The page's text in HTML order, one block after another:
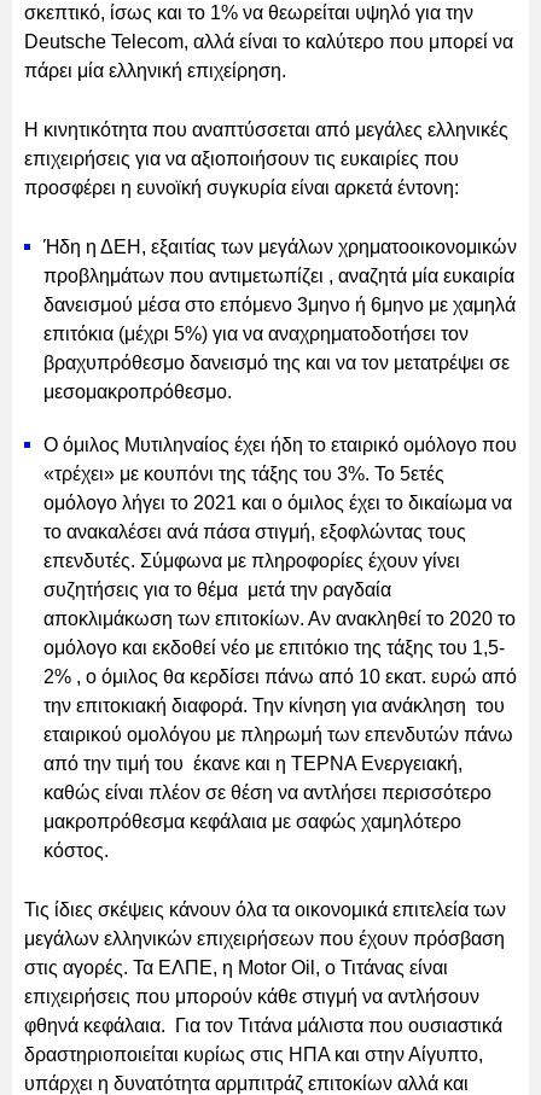
σκεπτικό, ίσως και το 1% να θεωρείται υψηλό για την
Deutsche Telecom, αλλά είναι το καλύτερο που μπορεί να
πάρει μία ελληνική επιχείρηση.
Η κινητικότητα που αναπτύσσεται από μεγάλες ελληνικές
επιχειρήσεις για να αξιοποιήσουν τις ευκαιρίες που
προσφέρει η ευνοϊκή συγκυρία είναι αρκετά έντονη:
Ήδη η ΔΕΗ, εξαιτίας των μεγάλων χρηματοοικονομικών
προβλημάτων που αντιμετωπίζει , αναζητά μία ευκαιρία
δανεισμού μέσα στο επόμενο 3μηνο ή 6μηνο με χαμηλά
επιτόκια (μέχρι 5%) για να αναχρηματοδοτήσει τον
βραχυπρόθεσμο δανεισμό της και να τον μετατρέψει σε
μεσομακροπρόθεσμο.
Ο όμιλος Μυτιληναίος έχει ήδη το εταιρικό ομόλογο που
«τρέχει» με κουπόνι της τάξης του 3%. Το 5ετές
ομόλογο λήγει το 2021 και ο όμιλος έχει το δικαίωμα να
το ανακαλέσει ανά πάσα στιγμή, εξοφλώντας τους
επενδυτές. Σύμφωνα με πληροφορίες έχουν γίνει
συζητήσεις για το θέμα μετά την ραγδαία
αποκλιμάκωση των επιτοκίων. Αν ανακληθεί το 2020 το
ομόλογο και εκδοθεί νέο με επιτόκιο της τάξης του 1,5-
2% , ο όμιλος θα κερδίσει πάνω από 10 εκατ. ευρώ από
την επιτοκιακή διαφορά. Την κίνηση για ανάκληση του
εταιρικού ομολόγου με πληρωμή των επενδυτών πάνω
από την τιμή του έκανε και η ΤΕΡΝΑ Ενεργειακή,
καθώς είναι πλέον σε θέση να αντλήσει περισσότερο
μακροπρόθεσμα κεφάλαια με σαφώς χαμηλότερο
κόστος.
Τις ίδιες σκέψεις κάνουν όλα τα οικονομικά επιτελεία των
μεγάλων ελληνικών επιχειρήσεων που έχουν πρόσβαση
στις αγορές. Τα ΕΛΠΕ, η Motor Oil, ο Τιτάνας είναι
επιχειρήσεις που μπορούν κάθε στιγμή να αντλήσουν
φθηνά κεφάλαια. Για τον Τιτάνα μάλιστα που ουσιαστικά
δραστηριοποιείται κυρίως στις ΗΠΑ και στην Αίγυπτο,
υπάρχει η δυνατότητα αρμπιτράζ επιτοκίων αλλά και